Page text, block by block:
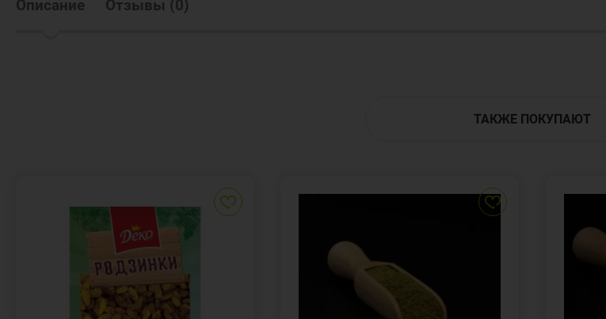
Описание Отзывы (0)
ТАКЖЕ ПОКУПАЮТ